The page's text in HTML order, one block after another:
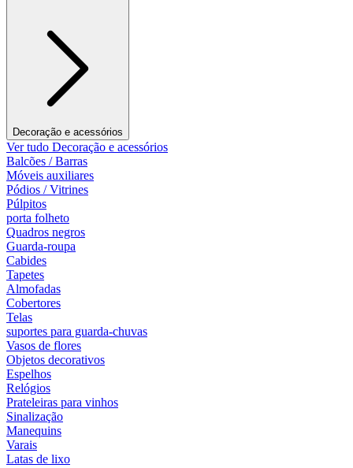
Decoração e acessórios
Ver tudo Decoração e acessórios
Balcões / Barras
Móveis auxiliares
Pódios / Vitrines
Púlpitos
porta folheto
Quadros negros
Guarda-roupa
Cabides
Tapetes
Almofadas
Cobertores
Telas
suportes para guarda-chuvas
Vasos de flores
Objetos decorativos
Espelhos
Relógios
Prateleiras para vinhos
Sinalização
Manequins
Varais
Latas de lixo